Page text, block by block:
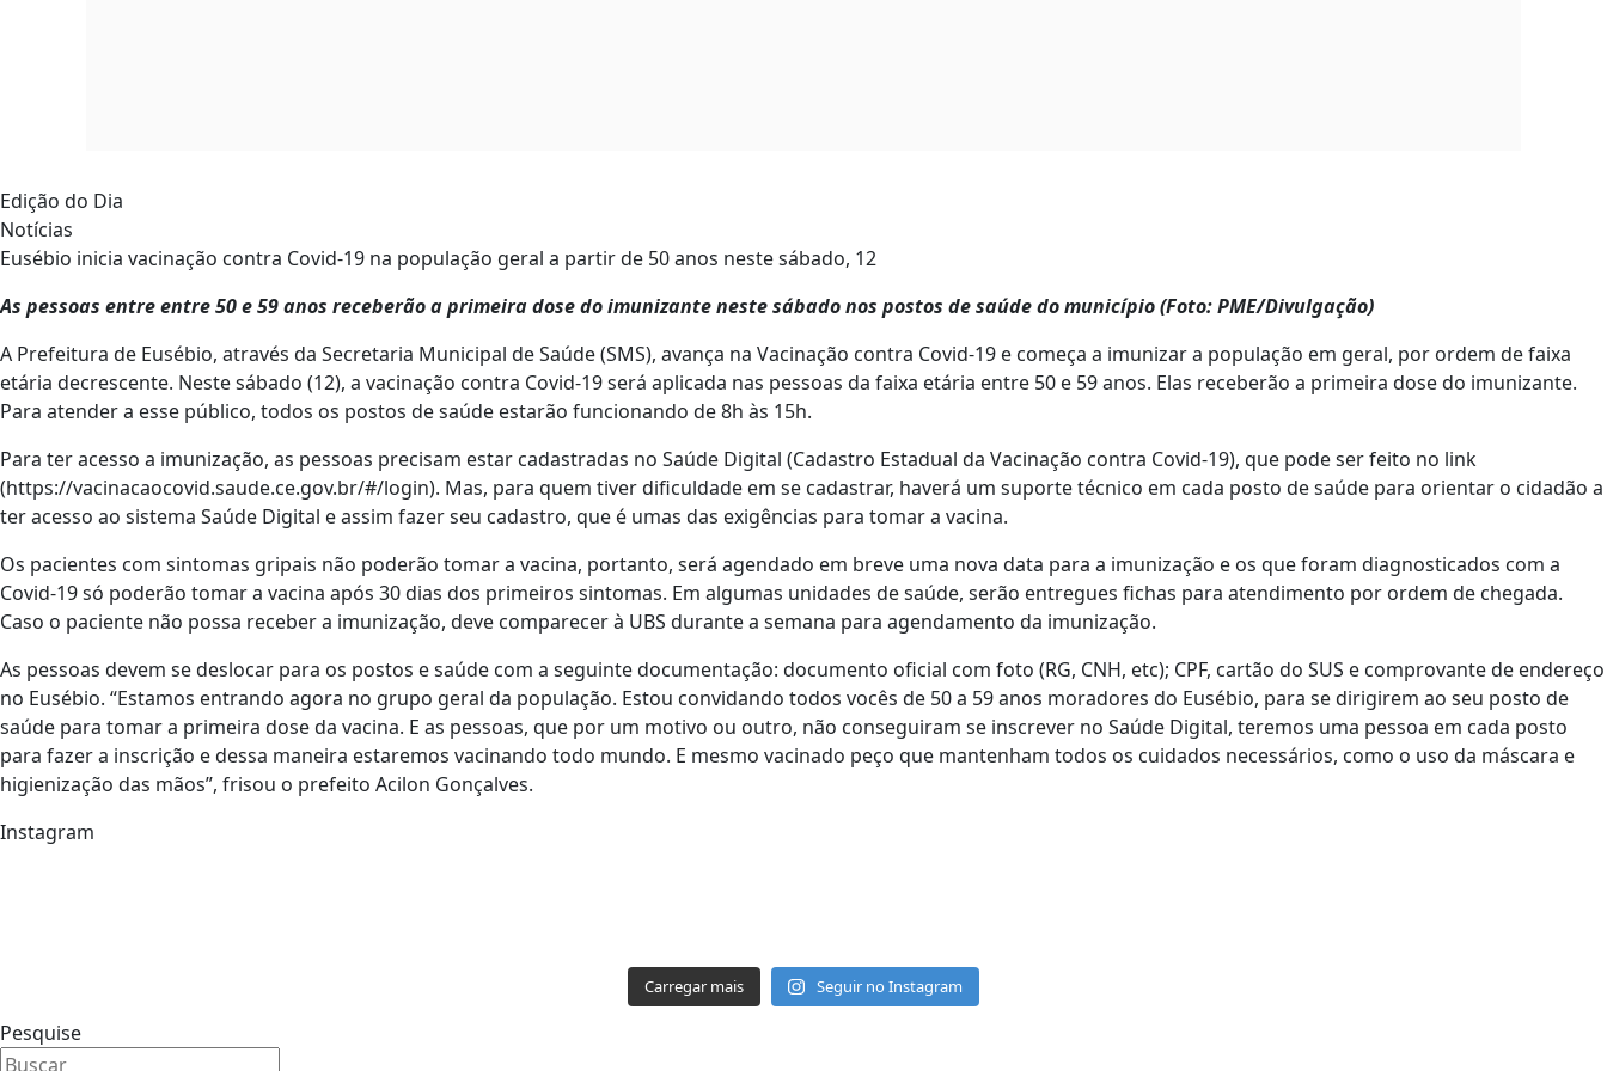
Edição do Dia
Notícias
Eusébio inicia vacinação contra Covid-19 na população geral a partir de 50 anos neste sábado, 12
As pessoas entre entre 50 e 59 anos receberão a primeira dose do imunizante neste sábado nos postos de saúde do município (Foto: PME/Divulgação)
A Prefeitura de Eusébio, através da Secretaria Municipal de Saúde (SMS), avança na Vacinação contra Covid-19 e começa a imunizar a população em geral, por ordem de faixa
etária decrescente. Neste sábado (12), a vacinação contra Covid-19 será aplicada nas pessoas da faixa etária entre 50 e 59 anos. Elas receberão a primeira dose do imunizante.
Para atender a esse público, todos os postos de saúde estarão funcionando de 8h às 15h.
Para ter acesso a imunização, as pessoas precisam estar cadastradas no Saúde Digital (Cadastro Estadual da Vacinação contra Covid-19), que pode ser feito no link
(https://vacinacaocovid.saude.ce.gov.br/#/login). Mas, para quem tiver dificuldade em se cadastrar, haverá um suporte técnico em cada posto de saúde para orientar o cidadão a
ter acesso ao sistema Saúde Digital e assim fazer seu cadastro, que é umas das exigências para tomar a vacina.
Os pacientes com sintomas gripais não poderão tomar a vacina, portanto, será agendado em breve uma nova data para a imunização e os que foram diagnosticados com a
Covid-19 só poderão tomar a vacina após 30 dias dos primeiros sintomas. Em algumas unidades de saúde, serão entregues fichas para atendimento por ordem de chegada.
Caso o paciente não possa receber a imunização, deve comparecer à UBS durante a semana para agendamento da imunização.
As pessoas devem se deslocar para os postos e saúde com a seguinte documentação: documento oficial com foto (RG, CNH, etc); CPF, cartão do SUS e comprovante de endereço
no Eusébio. “Estamos entrando agora no grupo geral da população. Estou convidando todos vocês de 50 a 59 anos moradores do Eusébio, para se dirigirem ao seu posto de
saúde para tomar a primeira dose da vacina. E as pessoas, que por um motivo ou outro, não conseguiram se inscrever no Saúde Digital, teremos uma pessoa em cada posto
para fazer a inscrição e dessa maneira estaremos vacinando todo mundo. E mesmo vacinado peço que mantenham todos os cuidados necessários, como o uso da máscara e
higienização das mãos”, frisou o prefeito Acilon Gonçalves.
Instagram
Carregar mais Seguir no Instagram
Pesquise